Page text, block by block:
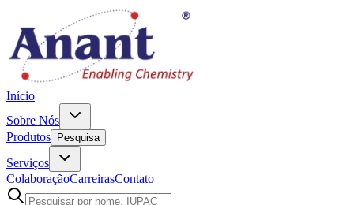
Início
Sobre Nós
Produtos
Pesquisa
Serviços
ColaboraçãoCarreirasContato